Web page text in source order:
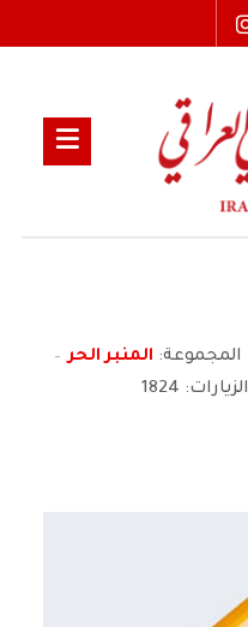
المجموعة: المنبر الحر
الزيارات: 1824